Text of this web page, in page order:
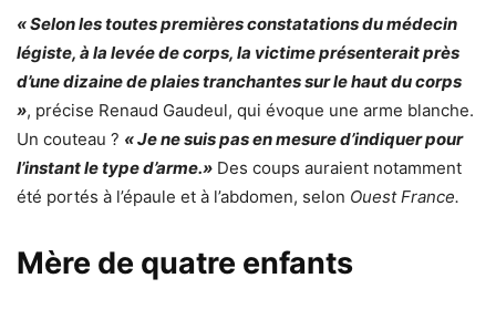
« Selon les toutes premières constatations du médecin
légiste, à la levée de corps, la victime présenterait près
d’une dizaine de plaies tranchantes sur le haut du corps
», précise Renaud Gaudeul, qui évoque une arme blanche.
Un couteau ? « Je ne suis pas en mesure d’indiquer pour
l’instant le type d’arme.» Des coups auraient notamment
été portés à l’épaule et à l’abdomen, selon Ouest France.
Mère de quatre enfants